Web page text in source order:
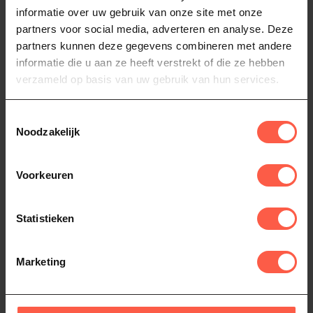
informatie over uw gebruik van onze site met onze
partners voor social media, adverteren en analyse. Deze
partners kunnen deze gegevens combineren met andere
informatie die u aan ze heeft verstrekt of die ze hebben
verzameld op basis van uw gebruik van hun services.
Noodzakelijk
Voorkeuren
Statistieken
Marketing
NAPOLEON
vetopvangschaal
Freestyle 365 (3st)
Met een wegwerp lekbak kan
Op voorraad
NAPOLEON
vetopvangschaal
PRO500 (3st)
Met een wegwerp lekbak kan
NAPOLEON NAPOLEON